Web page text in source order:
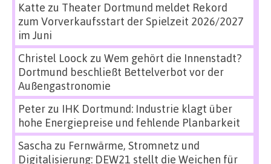
Katte zu Theater Dortmund meldet Rekord
zum Vorverkaufsstart der Spielzeit 2026/2027
im Juni
Christel Loock zu Wem gehört die Innenstadt?
Dortmund beschließt Bettelverbot vor der
Außengastronomie
Peterzu IHK Dortmund: Industrie klagt über
hohe Energiepreise und fehlende Planbarkeit
Sascha zu Fernwärme, Stromnetz und
Digitalisierung: DEW21 stellt die Weichen für